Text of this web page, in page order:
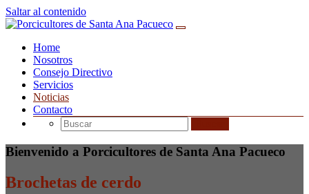
Saltar al contenido
Home
Nosotros
Consejo Directivo
Servicios
Noticias
Contacto
Bienvenido a Porcicultores de Santa Ana Pacueco
Brochetas de cerdo